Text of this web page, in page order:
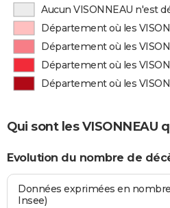
Aucun VISONNEAU n'est
Département où les
Département où les
Département où les
Département où les
Qui sont les VISONNEAU
Evolution du nombre de
Données exprimées en
Insee)